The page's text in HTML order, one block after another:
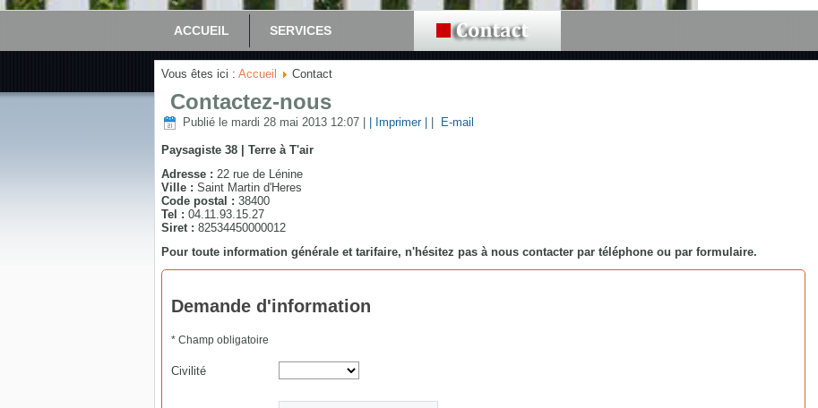
ACCUEIL SERVICES
Vous êtes ici : Accueil Contact
Contactez-nous
Publié le mardi 28 mai 2013 12:07 | Imprimer | E-mail
Paysagiste 38 | Terre à T'air
Adresse : 22 rue de Lénine
Ville : Saint Martin d'Heres
Code postal : 38400
Tel : 04.11.93.15.27
Siret : 82534450000012
Pour toute information générale et tarifaire, n'hésitez pas à nous contacter par téléphone ou par formulaire.
Demande d'information
* Champ obligatoire
Civilité